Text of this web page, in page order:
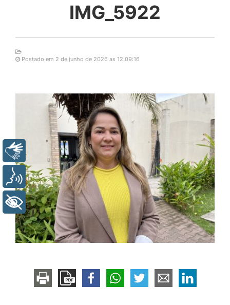
IMG_5922
Postado em 2 de junho de 2026 as 12:09:16
Libras
Voz
+ Acessibilidade